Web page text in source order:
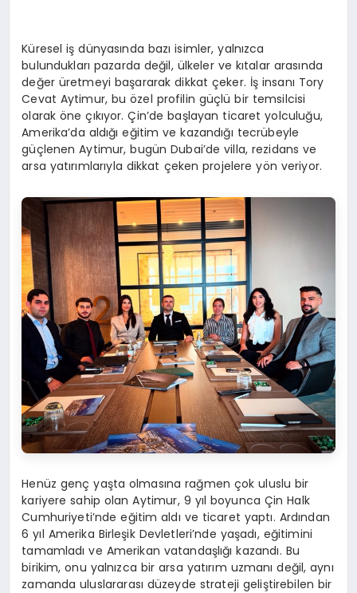
Küresel iş dünyasında bazı isimler, yalnızca
bulundukları pazarda değil, ülkeler ve kıtalar arasında
değer üretmeyi başararak dikkat çeker. İş insanı Tory
Cevat Aytimur, bu özel profilin güçlü bir temsilcisi
olarak öne çıkıyor. Çin’de başlayan ticaret yolculuğu,
Amerika’da aldığı eğitim ve kazandığı tecrübeyle
güçlenen Aytimur, bugün Dubai’de villa, rezidans ve
arsa yatırımlarıyla dikkat çeken projelere yön veriyor.
Henüz genç yaşta olmasına rağmen çok uluslu bir
kariyere sahip olan Aytimur, 9 yıl boyunca Çin Halk
Cumhuriyeti’nde eğitim aldı ve ticaret yaptı. Ardından
6 yıl Amerika Birleşik Devletleri’nde yaşadı, eğitimini
tamamladı ve Amerikan vatandaşlığı kazandı. Bu
birikim, onu yalnızca bir arsa yatırım uzmanı değil, aynı
zamanda uluslararası düzeyde strateji geliştirebilen bir